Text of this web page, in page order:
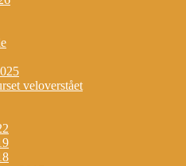
veloverstået